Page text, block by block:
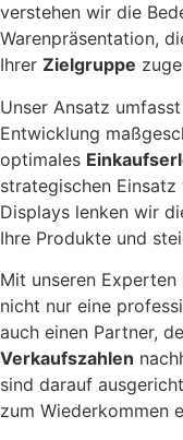
verstehen wir die
Warenpräsentation,
Ihrer Zielgruppe
Unser Ansatz
Entwicklung
optimales
strategischen Einsatz
Displays lenken wir
Ihre Produkte und
Mit unseren Experten
nicht nur eine
auch einen Partner,
Verkaufszahlen
sind darauf
zum Wiederkommen